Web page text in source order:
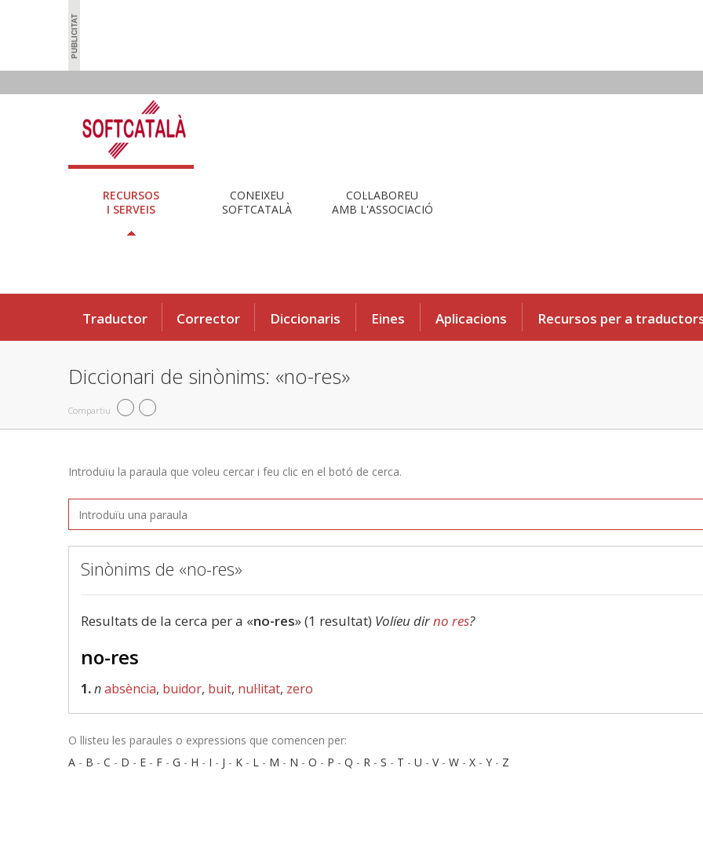
RECURSOS
I SERVEIS
CONEIXEU
SOFTCATALÀ
COL·LABOREU
AMB L'ASSOCIACIÓ
Traductor Corrector Diccionaris Eines Aplicacions Recursos per a
Diccionari de sinònims: «no-res»
Compartiu
Introduïu la paraula que voleu cercar i feu clic en el botó de cerca.
Sinònims de «no-res»
Resultats de la cerca per a «no-res» (1 resultat) Volíeu dirno res?
no-res
1.nabsència, buidor, buit, nul·litat, zero
O llisteu les paraules o expressions que comencen per:
A - B - C - D - E - F - G - H - I - J - K - L - M - N - O - P - Q - R - S - T - U - V- W - X - Y - Z